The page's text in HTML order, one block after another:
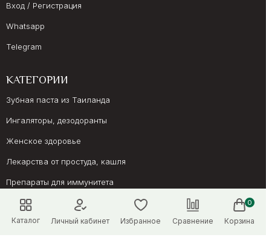
Каталог Личный кабинет Избранное Сравнение
0
Корзина
Вход / Регистрация
Whatsapp
Telegram
КАТЕГОРИИ
Зубная паста из Таиланда
Ингаляторы, дезодоранты
Женское здоровье
Лекарства от простуда, кашля
Препараты для иммунитета
Онкология, суставы